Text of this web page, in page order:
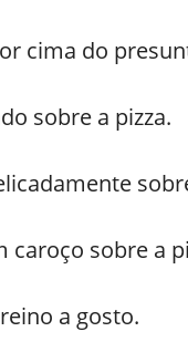
cima do
sobre a pizza.
caroço sobre a
a gosto.